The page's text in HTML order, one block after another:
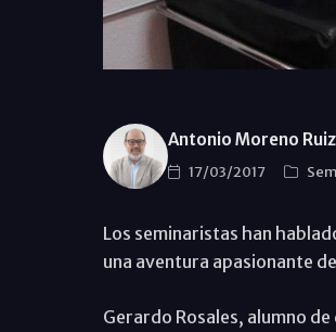
Antonio Moreno Ruiz
17/03/2017
Los seminaristas han
una aventura apasionante
Gerardo Rosales, alumno